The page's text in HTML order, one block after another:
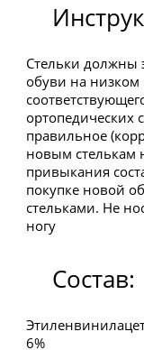
Стельки должны
обуви на низком
ортопедических
правильное
новым стелькам
привыкания
покупке новой
стельками. Не
ногу
Состав:
6%